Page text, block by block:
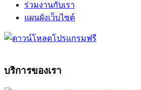
ร่วมงานกับเรา
แผนผังเว็บไซต์
บริการของเรา